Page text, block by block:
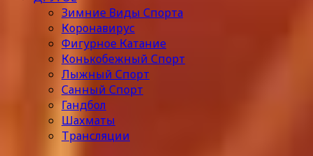
Зимние Виды Спорта
Коронавирус
Фигурное Катание
Конькобежный Спорт
Лыжный Спорт
Санный Спорт
Гандбол
Шахматы
Трансляции